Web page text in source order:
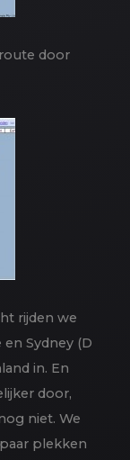
door
rijden we
Sydney (D
in. En
door,
niet. We
plekken